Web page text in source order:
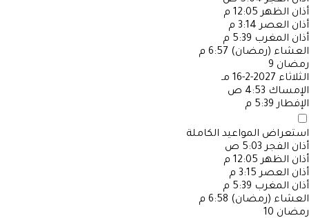
أذان الظهر 12:05 م
أذان العصر 3:14 م
أذان المغرب 5:39 م
العشاء (رمضان) 6:57 م
رمضان 9
الثلاثاء 2027-2-16 مـ
الإمساك 4:53 ص
الإفطار 5:39 م
استعراض المواعيد الكاملة
أذان الفجر 5:03 ص
أذان الظهر 12:05 م
أذان العصر 3:15 م
أذان المغرب 5:39 م
العشاء (رمضان) 6:58 م
رمضان 10